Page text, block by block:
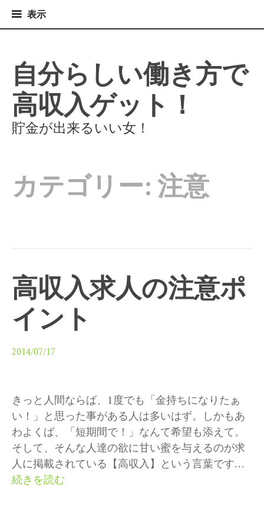
表
示 表示
ン
ツ
へ
ス
キ
ッ
自分らしい働き方で
高収入ゲット！
貯金が出来るいい女！
カテゴリー: 注意
高収入求人の注意ポ
イント
2014/07/17
きっと人間ならば、1度でも「金持ちになりたぁ
い！」と思った事がある人は多いはず。しかもあ
わよくば、「短期間で！」なんて希望も添えて。
そして、そんな人達の欲に甘い蜜を与えるのが求
人に掲載されている【高収入】という言葉です…
続きを読む